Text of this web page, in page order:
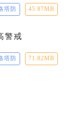
塔防 45.87MB
警戒
塔防 71.82MB